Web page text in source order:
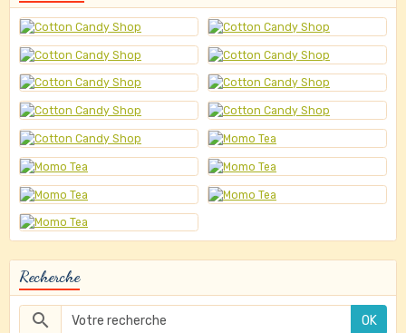
Recherche
OK